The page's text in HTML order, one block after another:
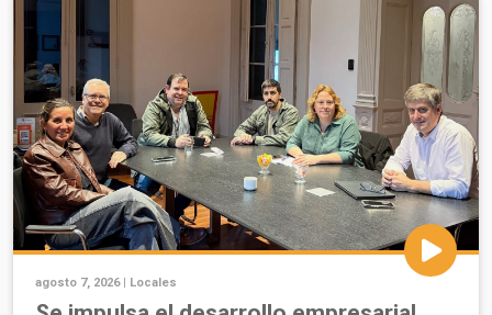
agosto 7, 2026 | Locales